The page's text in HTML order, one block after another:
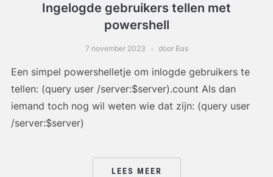
Ingelogde gebruikers tellen met
powershell
7 november 2023 door Bas
Een simpel powershelletje om inlogde gebruikers te
tellen: (query user /server:$server).count Als dan
iemand toch nog wil weten wie dat zijn: (query user
/server:$server)
LEES MEER